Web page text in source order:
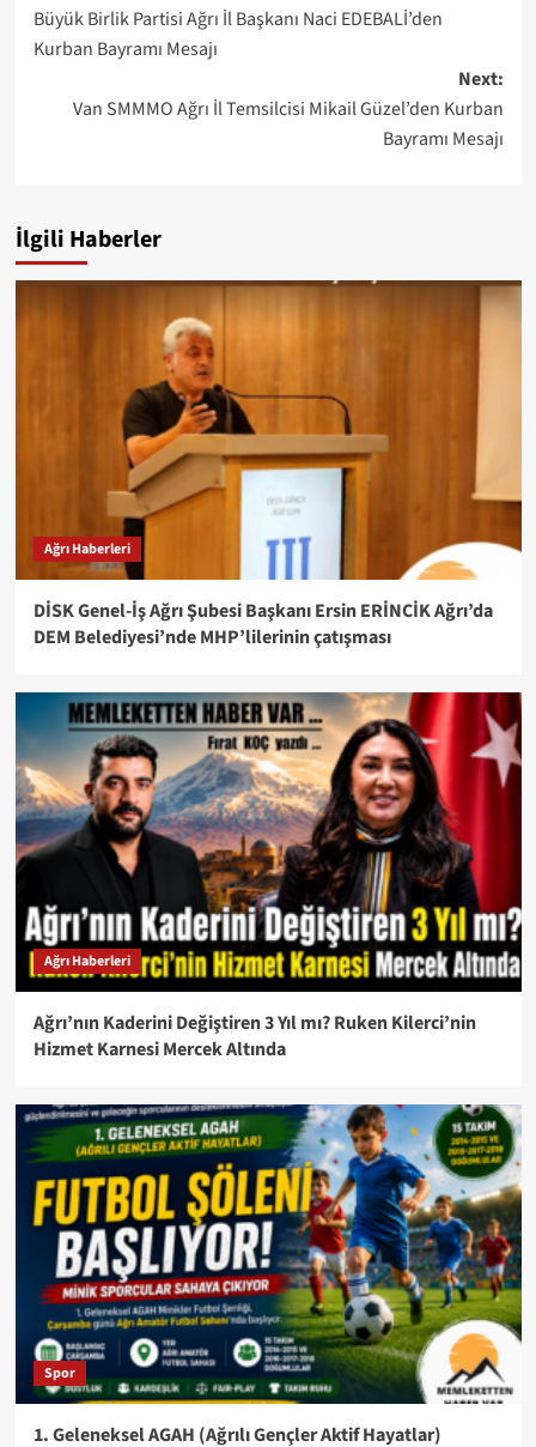
navigation
Büyük Birlik Partisi Ağrı İl Başkanı Naci EDEBALİ’den
Kurban Bayramı Mesajı
Next:
Van SMMMO Ağrı İl Temsilcisi Mikail Güzel’den Kurban
Bayramı Mesajı
İlgili Haberler
Ağrı Haberleri
DİSK Genel-İş Ağrı Şubesi Başkanı Ersin ERİNCİK Ağrı’da
DEM Belediyesi’nde MHP’lilerinin çatışması
Ağrı Haberleri
Ağrı’nın Kaderini Değiştiren 3 Yıl mı? Ruken Kilerci’nin
Hizmet Karnesi Mercek Altında
Spor
1. Geleneksel AGAH (Ağrılı Gençler Aktif Hayatlar)